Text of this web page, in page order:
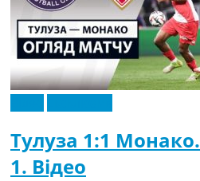
Тулуза 1:1
1. Відео